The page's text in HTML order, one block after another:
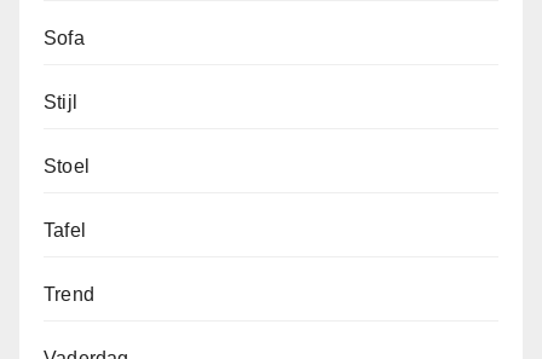
Sofa
Stijl
Stoel
Tafel
Trend